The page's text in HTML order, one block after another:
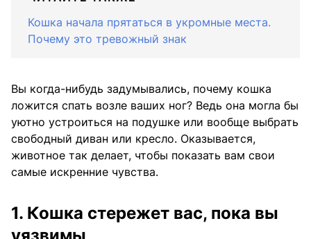
Кошка начала прятаться в укромные места.
Почему это тревожный знак
Вы когда-нибудь задумывались, почему кошка
ложится спать возле ваших ног? Ведь она могла бы
уютно устроиться на подушке или вообще выбрать
свободный диван или кресло. Оказывается,
животное так делает, чтобы показать вам свои
самые искренние чувства.
1. Кошка стережет вас, пока вы